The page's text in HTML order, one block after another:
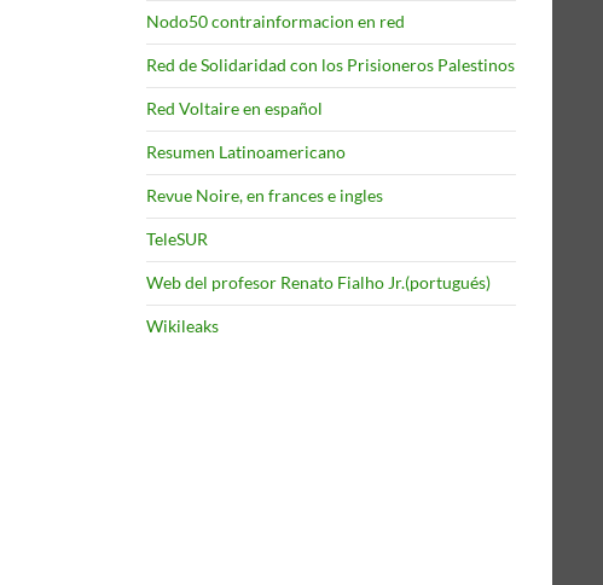
Nodo50 contrainformacion en red
Red de Solidaridad con los Prisioneros Palestinos
Red Voltaire en español
Resumen Latinoamericano
Revue Noire, en frances e ingles
TeleSUR
Web del profesor Renato Fialho Jr.(portugués)
Wikileaks